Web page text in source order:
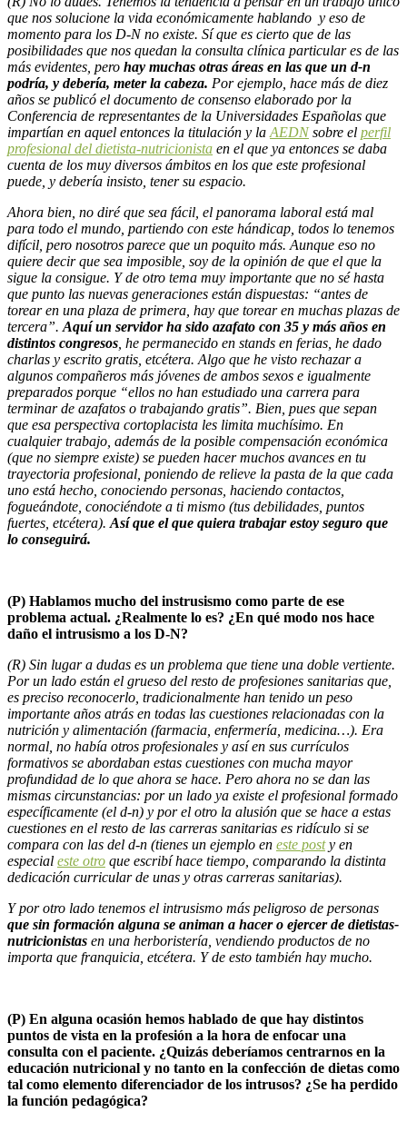
que nos solucione la vida económicamente hablando y eso de
momento para los D-N no existe. Sí que es cierto que de las
posibilidades que nos quedan la consulta clínica particular es de las
más evidentes, pero hay muchas otras áreas en las que un d-n
podría, y debería, meter la cabeza. Por ejemplo, hace más de diez
años se publicó el documento de consenso elaborado por la
Conferencia de representantes de la Universidades Españolas que
impartían en aquel entonces la titulación y la AEDNsobre el perfil
profesional del dietista-nutricionista en el que ya entonces se daba
cuenta de los muy diversos ámbitos en los que este profesional
puede, y debería insisto, tener su espacio.
Ahora bien, no diré que sea fácil, el panorama laboral está mal
para todo el mundo, partiendo con este hándicap, todos lo tenemos
difícil, pero nosotros parece que un poquito más. Aunque eso no
quiere decir que sea imposible, soy de la opinión de que el que la
sigue la consigue. Y de otro tema muy importante que no sé hasta
que punto las nuevas generaciones están dispuestas: “antes de
torear en una plaza de primera, hay que torear en muchas plazas de
tercera”. Aquí un servidor ha sido azafato con 35 y más años en
distintos congresos , he permanecido en stands en ferias, he dado
charlas y escrito gratis, etcétera. Algo que he visto rechazar a
algunos compañeros más jóvenes de ambos sexos e igualmente
preparados porque “ellos no han estudiado una carrera para
terminar de azafatos o trabajando gratis”. Bien, pues que sepan
que esa perspectiva cortoplacista les limita muchísimo. En
cualquier trabajo, además de la posible compensación económica
(que no siempre existe) se pueden hacer muchos avances en tu
trayectoria profesional, poniendo de relieve la pasta de la que cada
uno está hecho, conociendo personas, haciendo contactos,
fogueándote, conociéndote a ti mismo (tus debilidades, puntos
fuertes, etcétera). Así que el que quiera trabajar estoy seguro que
lo conseguirá.
(P) Hablamos mucho del instrusismo como parte de ese
problema actual. ¿Realmente lo es? ¿En qué modo nos hace
daño el intrusismo a los D-N?
(R) Sin lugar a dudas es un problema que tiene una doble vertiente.
Por un lado están el grueso del resto de profesiones sanitarias que,
es preciso reconocerlo, tradicionalmente han tenido un peso
importante años atrás en todas las cuestiones relacionadas con la
nutrición y alimentación (farmacia, enfermería, medicina…). Era
normal, no había otros profesionales y así en sus currículos
formativos se abordaban estas cuestiones con mucha mayor
profundidad de lo que ahora se hace. Pero ahora no se dan las
mismas circunstancias: por un lado ya existe el profesional formado
específicamente (el d-n) y por el otro la alusión que se hace a estas
cuestiones en el resto de las carreras sanitarias es ridículo si se
compara con las del d-n (tienes un ejemplo en este posty en
especial este otro que escribí hace tiempo, comparando la distinta
dedicación curricular de unas y otras carreras sanitarias).
Y por otro lado tenemos el intrusismo más peligroso de personas
que sin formación alguna se animan a hacer o ejercer de dietistas-
nutricionistas en una herboristería, vendiendo productos de no
importa que franquicia, etcétera. Y de esto también hay mucho.
(P) En alguna ocasión hemos hablado de que hay distintos
puntos de vista en la profesión a la hora de enfocar una
consulta con el paciente. ¿Quizás deberíamos centrarnos en la
educación nutricional y no tanto en la confección de dietas como
tal como elemento diferenciador de los intrusos? ¿Se ha perdido
la función pedagógica?